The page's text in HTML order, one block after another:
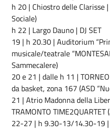
h 20 | Chiostro delle Clarisse
Sociale)
h 22 | Largo Dauno | DJ SET
19 | h 20.30 | Auditorium
musicale/teatrale
Sammecalere)
20 e 21 | dalle h 11 |
da basket, zona 167 (ASD
21 | Atrio Madonna della
TRAMONTO
22-27 | h 9.30-13/14.30-19